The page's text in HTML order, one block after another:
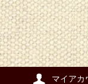
マイアカ